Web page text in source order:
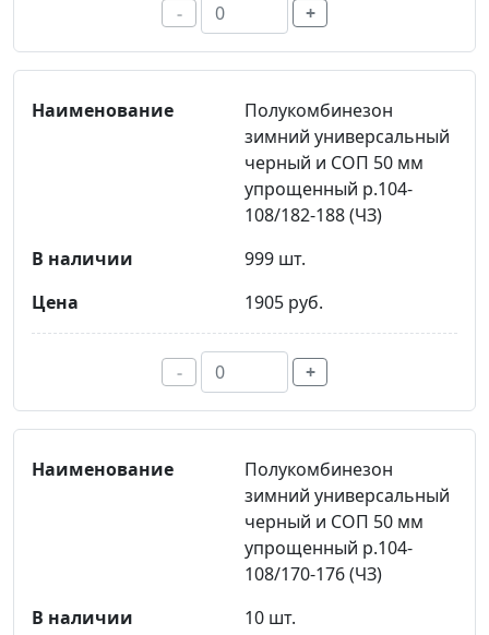
- +
Полукомбинезон
зимний универсальный
черный и СОП 50 мм
упрощенный р.104-
108/182-188 (ЧЗ)
999 шт.
1905 руб.
- +
Полукомбинезон
зимний универсальный
черный и СОП 50 мм
упрощенный р.104-
108/170-176 (ЧЗ)
10 шт.